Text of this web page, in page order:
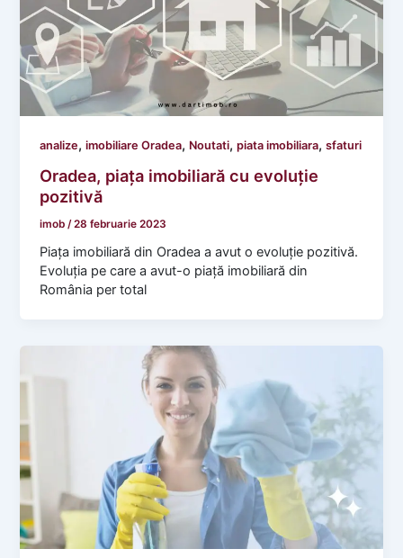
analize,imobiliare Oradea, Noutati,piata imobiliara,sfaturi
Oradea, piața imobiliară cu evoluție
pozitivă
imob/28 februarie 2023
Piața imobiliară din Oradea a avut o evoluție pozitivă.
Evoluția pe care a avut-o piață imobiliară din
România per total